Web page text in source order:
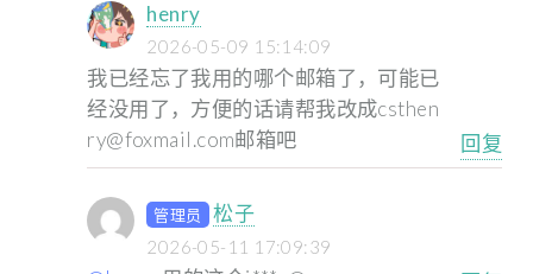
henry
2026-05-09 15:14:09
我已经忘了我用的哪个邮箱了，可能已
经没用了，方便的话请帮我改成csthen
ry@foxmail.com邮箱吧
回复
管理员 松子
2026-05-11 17:09:39